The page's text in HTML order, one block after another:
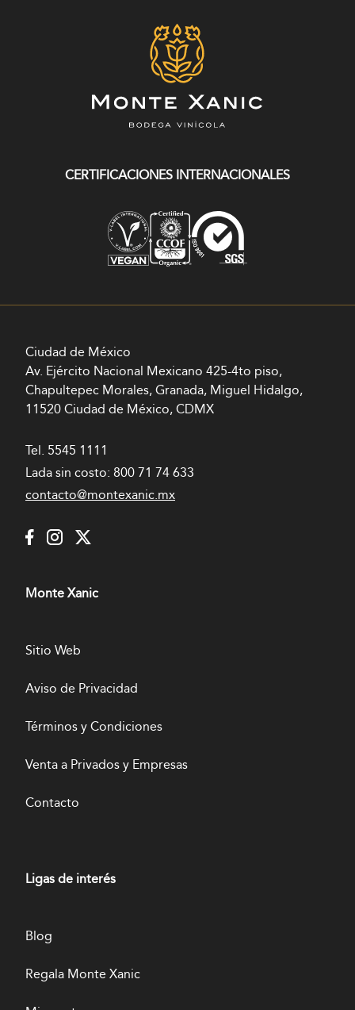
CERTIFICACIONES INTERNACIONALES
Ciudad de México
Av. Ejército Nacional Mexicano 425-4to piso,
Chapultepec Morales, Granada, Miguel Hidalgo,
11520 Ciudad de México, CDMX
Tel. 5545 1111
Lada sin costo: 800 71 74 633
contacto@montexanic.mx
Monte Xanic
Sitio Web
Aviso de Privacidad
Términos y Condiciones
Venta a Privados y Empresas
Contacto
Ligas de interés
Blog
Regala Monte Xanic